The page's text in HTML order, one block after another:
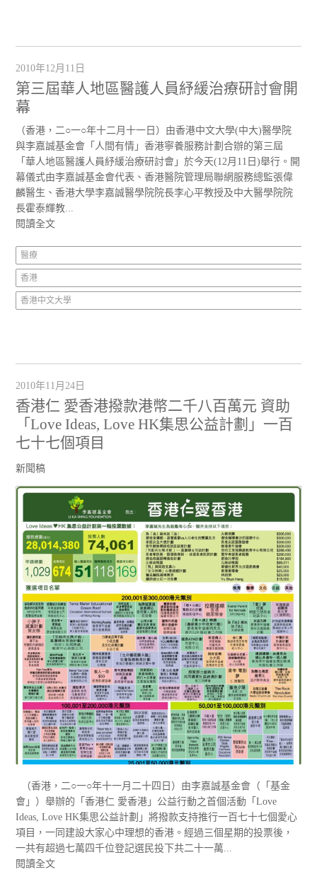
2010年12月11日
第三屆華人地區醫護人員紓緩治療研討會開
幕
（香港，二○一○年十二月十一日）由香港中文大學(中大)醫學院
與李嘉誠基金會「人間有情」香港寧養服務計劃合辦的第三屆
「華人地區醫護人員紓緩治療研討會」於今天(12月11日)舉行。開
幕儀式由李嘉誠基金會代表、香港醫院管理局聯網服務總監張偉
麟醫生、香港大學李嘉誠醫學院院長李心平教授及中大醫學院院
長霍泰輝教...
閱讀全文
醫療
香港
香港中文大學
2010年11月24日
香港仁 愛香港撥款港幣二千八百萬元 資助
「Love Ideas, Love HK集思公益計劃」一百
七十七個項目
新聞稿
（香港，二○一○年十一月二十四日）由李嘉誠基金會（「基金
會」）舉辦的「香港仁 愛香港」公益行動之首個活動「Love
Ideas, Love HK集思公益計劃」將撥款支持推行一百七十七個愛心
項目，一同建設大家心中理想的香港。經過三個星期的投票後，
一共有超過七萬四千位登記選民投下共二十一萬...
閱讀全文